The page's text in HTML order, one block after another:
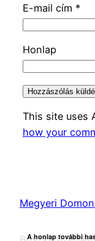
E-mail cím *
Honlap
This site uses
how your
Megyeri
A honlap további